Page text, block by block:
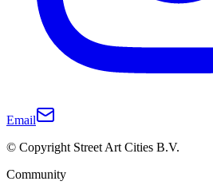
Email
© Copyright Street Art Cities B.V.
Community